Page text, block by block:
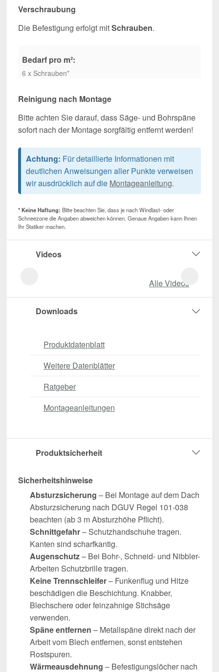
Verschraubung
Die Befestigung erfolgt mitSchrauben.
Bedarf pro m²:
6 x Schrauben*
Reinigung nach Montage
Bitte achten Sie darauf, dass Säge- und Bohrspäne
sofort nach der Montage sorgfältig entfernt werden!
Achtung: Für detaillierte Informationen mit
deutlichen Anweisungen aller Punkte verweisen
wir ausdrücklich auf die Montageanleitung.
* Keine Haftung: Bitte beachten Sie, dass je nach Windlast- oder
Schneezone die Angaben abweichen können. Genaue Angaben kann Ihnen
Ihr Statiker machen.
Videos
Alle Videos
Downloads
Produktdatenblatt
Weitere Datenblätter
Ratgeber
Montageanleitungen
Produktsicherheit
Sicherheitshinweise
Absturzsicherung – Bei Montage auf dem Dach
Absturzsicherung nach DGUV Regel 101-038
beachten (ab 3 m Absturzhöhe Pflicht).
Schnittgefahr– Schutzhandschuhe tragen.
Kanten sind scharfkantig.
Augenschutz– Bei Bohr-, Schneid- und Nibbler-
Arbeiten Schutzbrille tragen.
Keine Trennschleifer– Funkenflug und Hitze
beschädigen die Beschichtung. Knabber,
Blechschere oder feinzahnige Stichsäge
verwenden.
Späne entfernen – Metallspäne direkt nach der
Arbeit vom Blech entfernen, sonst entstehen
Rostspuren.
Wärmeausdehnung – Befestigungslöcher nach